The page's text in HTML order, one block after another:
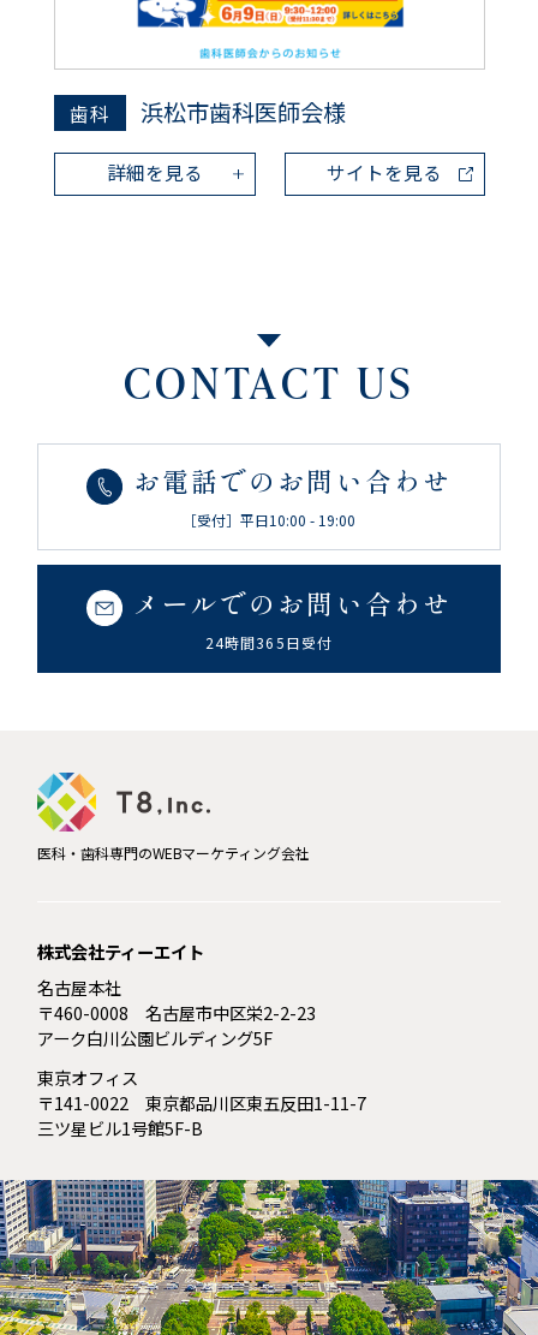
歯科 浜松市歯科医師会様
詳細を見る サイトを見る
CONTACT US
お電話でのお問い合わせ
［受付］平日10:00 - 19:00
メールでのお問い合わせ
24時間365日受付
医科・歯科専門のWEBマーケティング会社
株式会社ティーエイト
名古屋本社
〒460-0008 名古屋市中区栄2-2-23
アーク白川公園ビルディング5F
東京オフィス
〒141-0022 東京都品川区東五反田1-11-7
三ツ星ビル1号館5F-B